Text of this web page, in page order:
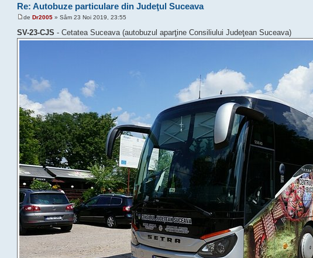
Re: Autobuze particulare din Judeţul Suceava
de Dr2005 » Sâm 23 Noi 2019, 23:55
SV-23-CJS - Cetatea Suceava (autobuzul aparţine Consiliului Judeţean Suceava)